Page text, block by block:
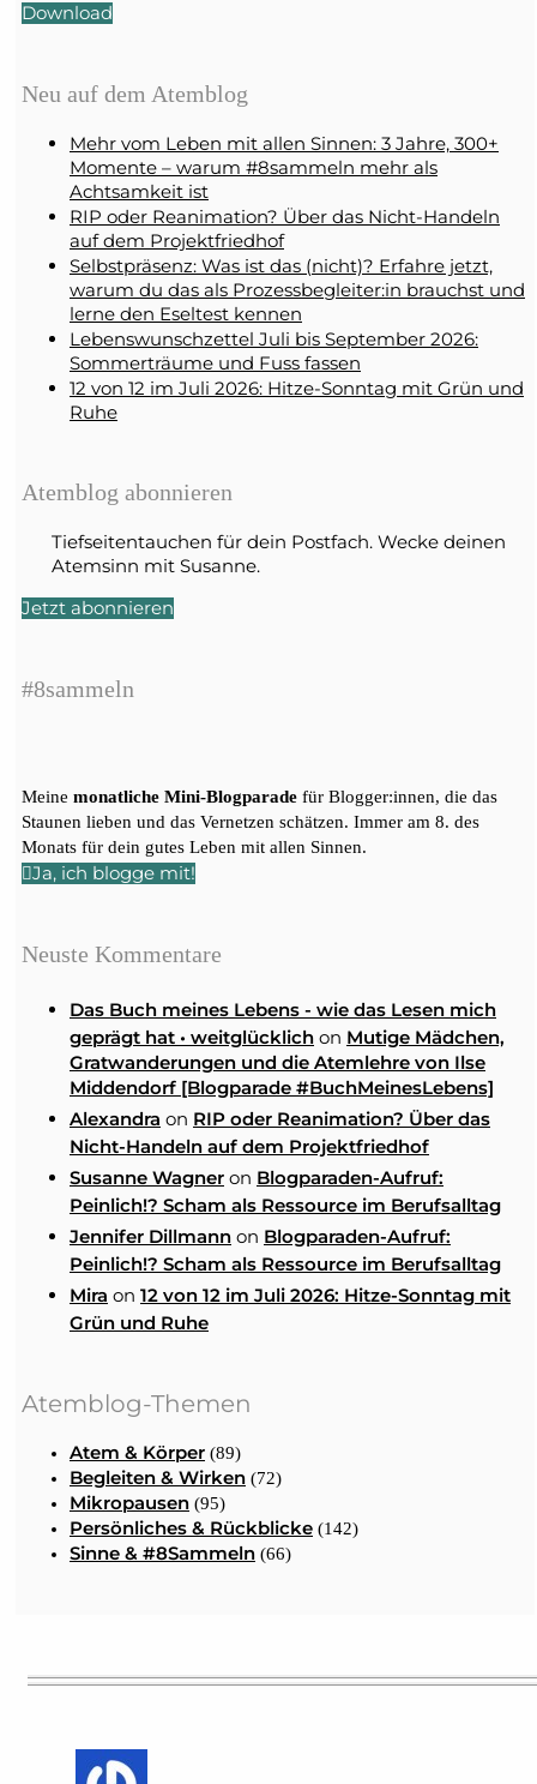
Download
Neu auf dem Atemblog
Mehr vom Leben mit allen Sinnen: 3 Jahre, 300+
Momente – warum #8sammeln mehr als
Achtsamkeit ist
RIP oder Reanimation? Über das Nicht-Handeln
auf dem Projektfriedhof
Selbstpräsenz: Was ist das (nicht)? Erfahre jetzt,
warum du das als Prozessbegleiter:in brauchst und
lerne den Eseltest kennen
Lebenswunschzettel Juli bis September 2026:
Sommerträume und Fuss fassen
12 von 12 im Juli 2026: Hitze-Sonntag mit Grün und
Ruhe
Atemblog abonnieren
Tiefseitentauchen für dein Postfach. Wecke deinen
Atemsinn mit Susanne.
Jetzt abonnieren
#8sammeln
Meine monatliche Mini-Blogparade für Blogger:innen, die das
Staunen lieben und das Vernetzen schätzen. Immer am 8. des
Monats für dein gutes Leben mit allen Sinnen.
Ja, ich blogge mit!
Neuste Kommentare
Das Buch meines Lebens - wie das Lesen mich
geprägt hat • weitglücklich on Mutige Mädchen,
Gratwanderungen und die Atemlehre von Ilse
Middendorf [Blogparade #BuchMeinesLebens]
Alexandra on RIP oder Reanimation? Über das
Nicht-Handeln auf dem Projektfriedhof
Susanne Wagner on Blogparaden-Aufruf:
Peinlich!? Scham als Ressource im Berufsalltag
Jennifer Dillmann on Blogparaden-Aufruf:
Peinlich!? Scham als Ressource im Berufsalltag
Mira on 12 von 12 im Juli 2026: Hitze-Sonntag mit
Grün und Ruhe
Atemblog-Themen
Atem & Körper (89)
Begleiten & Wirken (72)
Mikropausen (95)
Persönliches & Rückblicke (142)
Sinne & #8Sammeln (66)